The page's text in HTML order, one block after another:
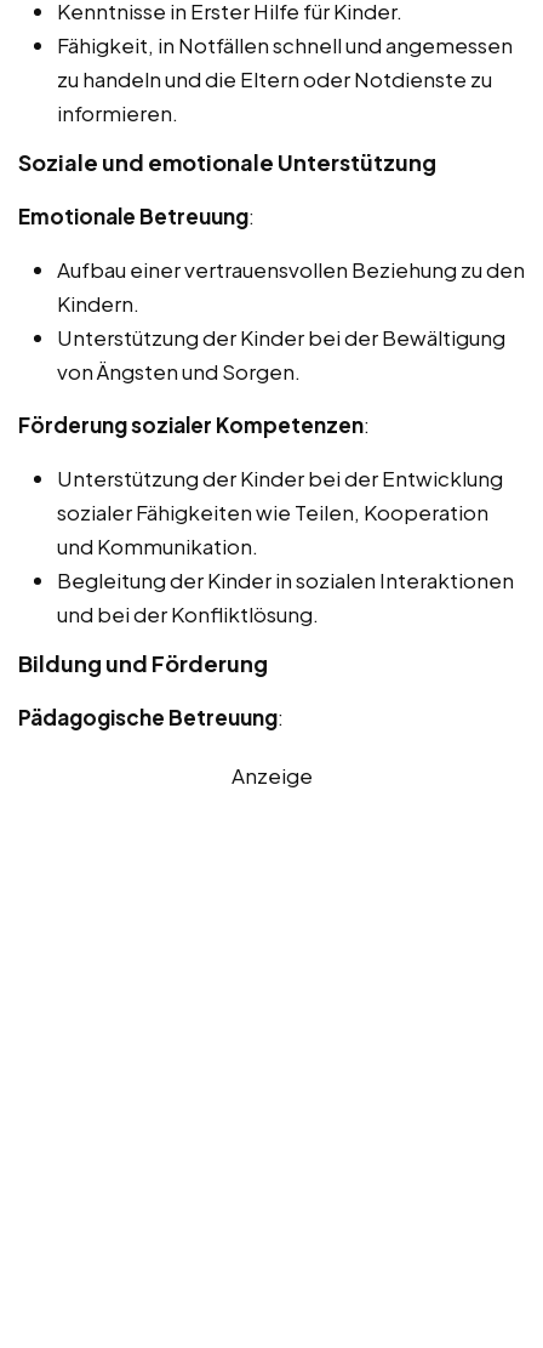
Kenntnisse in Erster Hilfe für Kinder.
Fähigkeit, in Notfällen schnell und angemessen
zu handeln und die Eltern oder Notdienste zu
informieren.
Soziale und emotionale Unterstützung
Emotionale Betreuung:
Aufbau einer vertrauensvollen Beziehung zu den
Kindern.
Unterstützung der Kinder bei der Bewältigung
von Ängsten und Sorgen.
Förderung sozialer Kompetenzen:
Unterstützung der Kinder bei der Entwicklung
sozialer Fähigkeiten wie Teilen, Kooperation
und Kommunikation.
Begleitung der Kinder in sozialen Interaktionen
und bei der Konfliktlösung.
Bildung und Förderung
Pädagogische Betreuung:
Anzeige